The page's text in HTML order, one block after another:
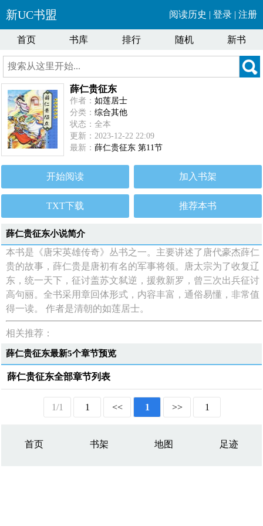
新UC书盟 阅读历史 | 登录 | 注册
首页 书库 排行 随机 新书
薛仁贵征东
作者：如莲居士
分类：综合其他
状态：全本
更新：2023-12-22 22:09
最新：薛仁贵征东 第11节
开始阅读 加入书架
TXT下载 推荐本书
薛仁贵征东小说简介
本书是《唐宋英雄传奇》丛书之一。主要讲述了唐代豪杰薛仁
贵的故事，薛仁贵是唐初有名的军事将领。唐太宗为了收复辽
东，统一天下，征讨盖苏文弑逆，援救新罗，曾三次出兵征讨
高句丽。全书采用章回体形式，内容丰富，通俗易懂，非常值
得一读。 作者是清朝的如莲居士。
相关推荐：
薛仁贵征东最新5个章节预览
薛仁贵征东全部章节列表
1/1 1 << 1 >> 1
首页 书架 地图 足迹